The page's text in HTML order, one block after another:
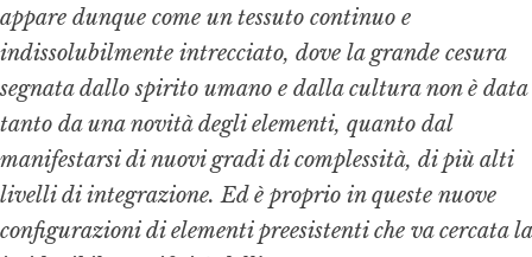
appare dunque come un tessuto continuo e
indissolubilmente intrecciato, dove la grande cesura
segnata dallo spirito umano e dalla cultura non è data
tanto da una novità degli elementi, quanto dal
manifestarsi di nuovi gradi di complessità, di più alti
livelli di integrazione. Ed è proprio in queste nuove
configurazioni di elementi preesistenti che va cercata la